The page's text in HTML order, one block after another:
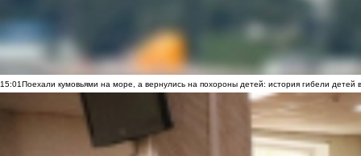
15:01Поехали кумовьями на море, а вернулись на похороны детей: история гибели детей